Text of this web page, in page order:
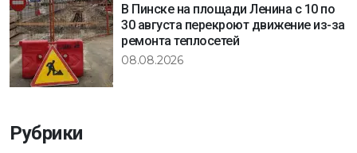
В Пинске на площади Ленина с 10 по
30 августа перекроют движение из-за
ремонта теплосетей
08.08.2026
Рубрики